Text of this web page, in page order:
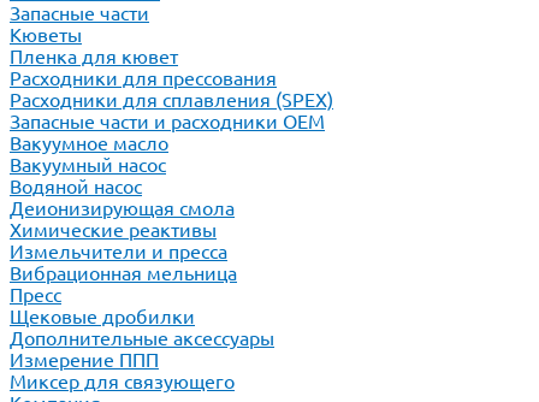
Запасные части
Кюветы
Пленка для кювет
Расходники для прессования
Расходники для сплавления (SPEX)
Запасные части и расходники ОЕМ
Вакуумное масло
Вакуумный насос
Водяной насос
Деионизирующая смола
Химические реактивы
Измельчители и пресса
Вибрационная мельница
Пресс
Щековые дробилки
Дополнительные аксессуары
Измерение ППП
Миксер для связующего